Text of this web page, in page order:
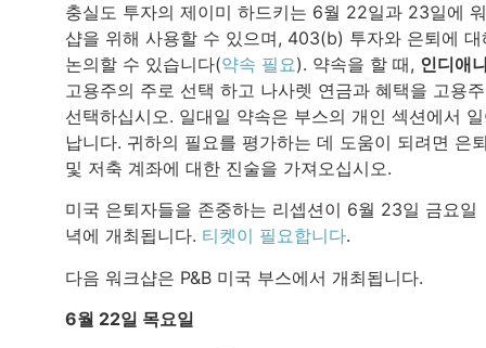
충실도 투자의 제이미 하드키는 6월 22일과 23일에
샵을 위해 사용할 수 있으며, 403(b) 투자와 은퇴에 대
논의할 수 있습니다(약속 필요). 약속을 할 때, 인디애
고용주의 주로 선택 하고 나사렛 연금과 혜택을 고용
선택하십시오. 일대일 약속은 부스의 개인 섹션에서
납니다. 귀하의 필요를 평가하는 데 도움이 되려면 은
및 저축 계좌에 대한 진술을 가져오십시오.
미국 은퇴자들을 존중하는 리셉션이 6월 23일 금요
녁에 개최됩니다. 티켓이 필요합니다.
다음 워크샵은 P&B 미국 부스에서 개최됩니다.
6월 22일 목요일